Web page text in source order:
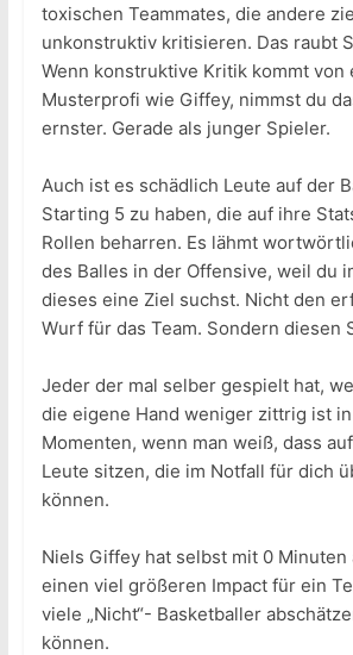
toxischen Teammates, die andere
unkonstruktiv kritisieren. Das raubt
Wenn konstruktive Kritik kommt von
Musterprofi wie Giffey, nimmst du
ernster. Gerade als junger Spieler.
Auch ist es schädlich Leute auf der
Starting 5 zu haben, die auf ihre
Rollen beharren. Es lähmt
des Balles in der Offensive, weil du
dieses eine Ziel suchst. Nicht den
Wurf für das Team. Sondern diesen
Jeder der mal selber gespielt hat,
die eigene Hand weniger zittrig ist
Momenten, wenn man weiß, dass
Leute sitzen, die im Notfall für dich
können.
Niels Giffey hat selbst mit 0 Minuten
einen viel größeren Impact für ein
viele „Nicht“- Basketballer
können.